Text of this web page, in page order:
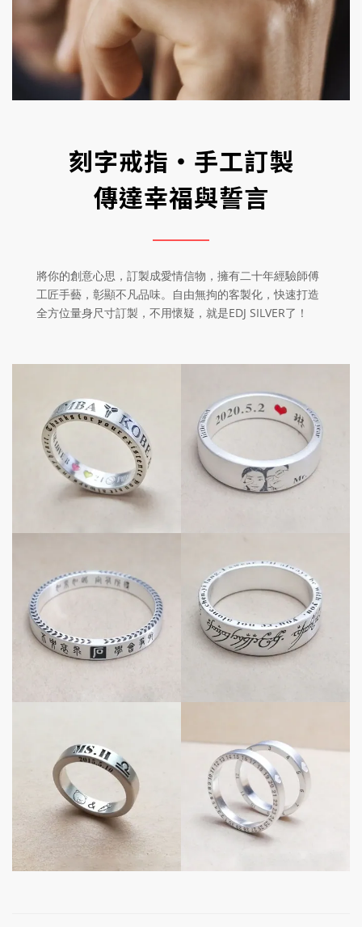
刻字戒指‧手工訂製
傳達幸福與誓言
將你的創意心思，訂製成愛情信物，擁有二十年經驗師傅
工匠手藝，彰顯不凡品味。自由無拘的客製化，快速打造
全方位量身尺寸訂製，不用懷疑，就是EDJ SILVER了！